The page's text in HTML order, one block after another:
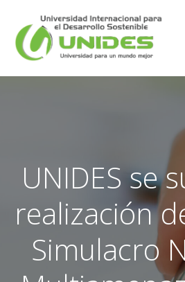
al
UNIDES se
realización
Simulacro